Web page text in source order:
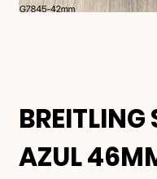
BREITLING
AZUL